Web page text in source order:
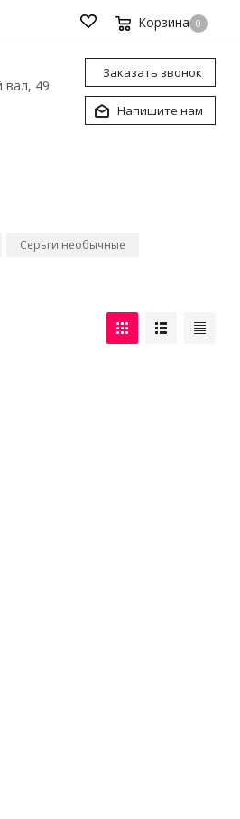
Корзина 0
вал, 49
Заказать звонок
Напишите нам
Серьги необычные